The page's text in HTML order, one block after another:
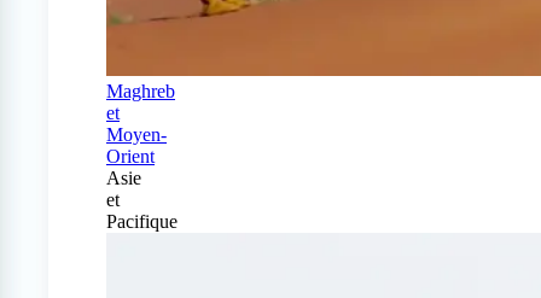
Maghreb
et
Moyen-
Orient
Asie
et
Pacifique